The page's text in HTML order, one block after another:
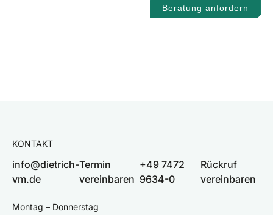
Beratung anfordern
KONTAKT
info@dietrich-
vm.de
Termin
vereinbaren
+49 7472
9634-0
Rückruf
vereinbaren
Montag – Donnerstag